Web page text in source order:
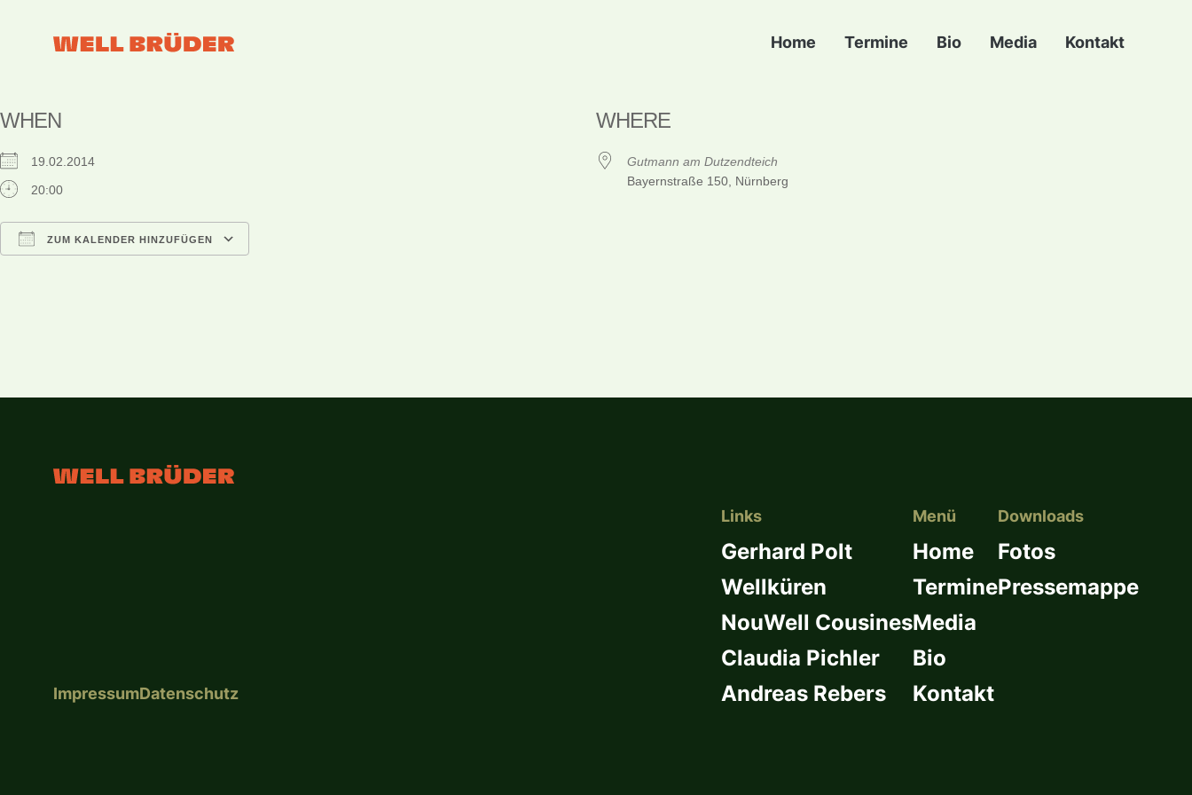
Home Termine Bio Media Kontakt
WHEN
19.02.2014
20:00
ZUM KALENDER HINZUFÜGEN
WHERE
Gutmann am Dutzendteich
Bayernstraße 150, Nürnberg
ImpressumDatenschutz
Links
Gerhard Polt
Wellküren
NouWell Cousines
Claudia Pichler
Andreas Rebers
Menü
Home
Termine
Media
Bio
Kontakt
Downloads
Fotos
Pressemappe